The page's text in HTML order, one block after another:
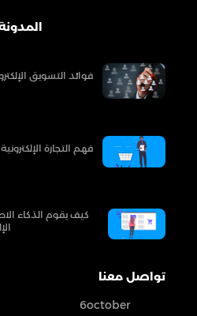
فوائد التسويق
فهم التجارة الإلكترونية
كيف يقوم الذكاء
تواصل معنا
6october